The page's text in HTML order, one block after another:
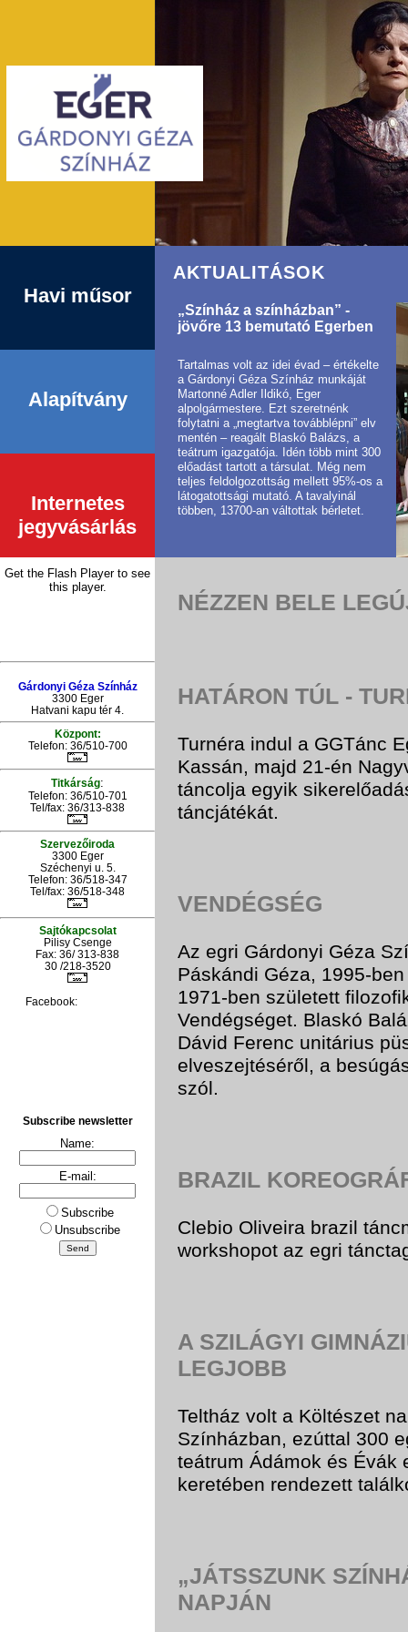
Havi műsor
Alapítvány
Internetes
jegyvásárlás
Get the Flash Playerto see
this player.
Gárdonyi Géza Színház
3300 Eger
Hatvani kapu tér 4.
Központ:
Telefon: 36/510-700
Titkárság:
Telefon: 36/510-701
Tel/fax: 36/313-838
Szervezőiroda
3300 Eger
Széchenyi u. 5.
Telefon: 36/518-347
Tel/fax: 36/518-348
Sajtókapcsolat
Pilisy Csenge
Fax: 36/ 313-838
30 /218-3520
Facebook:
Subscribe newsletter
Name:
E-mail:
Subscribe
Unsubscribe
AKTUALITÁSOK
„Színház a színházban” -
jövőre 13 bemutató Egerben
Tartalmas volt az idei évad – értékelte
a Gárdonyi Géza Színház munkáját
Martonné Adler Ildikó, Eger
alpolgármestere. Ezt szeretnénk
folytatni a „megtartva továbblépni” elv
mentén – reagált Blaskó Balázs, a
teátrum igazgatója. Idén több mint 300
előadást tartott a társulat. Még nem
teljes feldolgozottság mellett 95%-os a
látogatottsági mutató. A tavalyinál
többen, 13700-an váltottak bérletet.
NÉZZEN BELE
HATÁRON TÚL -
Turnéra indul a GGTánc
Kassán, majd 21-én
táncolja egyik
táncjátékát.
VENDÉGSÉG
Az egri Gárdonyi Géza
Páskándi Géza, 1995-
1971-ben született
Vendégséget. Blaskó
Dávid Ferenc unitárius
elveszejtéséről, a
szól.
BRAZIL
Clebio Oliveira brazil
workshopot az egri
A SZILÁGYI
LEGJOBB
Teltház volt a Költészet
Színházban, ezúttal 300
teátrum Ádámok és Évák
keretében rendezett
„JÁTSSZUNK
NAPJÁN